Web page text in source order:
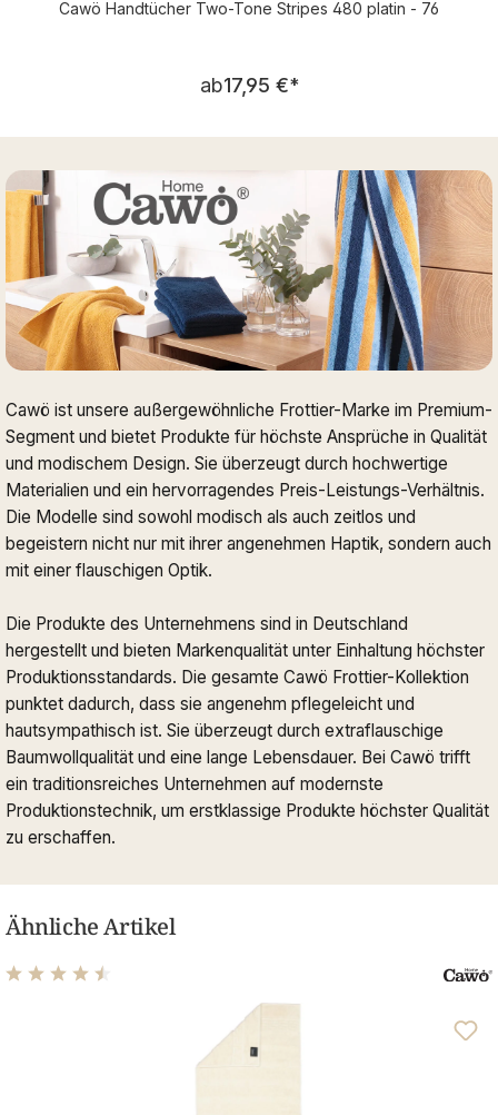
Cawö Handtücher Two-Tone Stripes 480 platin - 76
Regulärer Preis:
ab17,95 €*
Cawö ist unsere außergewöhnliche Frottier-Marke im Premium-
Segment und bietet Produkte für höchste Ansprüche in Qualität
und modischem Design. Sie überzeugt durch hochwertige
Materialien und ein hervorragendes Preis-Leistungs-Verhältnis.
Die Modelle sind sowohl modisch als auch zeitlos und
begeistern nicht nur mit ihrer angenehmen Haptik, sondern auch
mit einer flauschigen Optik.
Die Produkte des Unternehmens sind in Deutschland
hergestellt und bieten Markenqualität unter Einhaltung höchster
Produktionsstandards. Die gesamte Cawö Frottier-Kollektion
punktet dadurch, dass sie angenehm pflegeleicht und
hautsympathisch ist. Sie überzeugt durch extraflauschige
Baumwollqualität und eine lange Lebensdauer. Bei Cawö trifft
ein traditionsreiches Unternehmen auf modernste
Produktionstechnik, um erstklassige Produkte höchster Qualität
zu erschaffen.
Ähnliche Artikel
Durchschnittliche Bewertung von 4.61 von 5 Sternen